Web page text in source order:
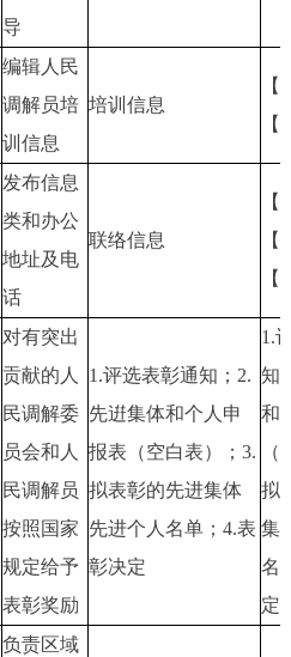
导
编辑人民
调解员培
训信息
培训信息
发布信息
类和办公
地址及电
话
联络信息
对有突出
贡献的人
民调解委
员会和人
民调解员
按照国家
规定给予
表彰奖励
1.评选表彰通知；2.
先逬集体和个人申
报表（空白表）；3.
拟表彰的先进集体
先进个人名单；4.表
彰决定
1.
知
和
拟
集
名
定
负责区域